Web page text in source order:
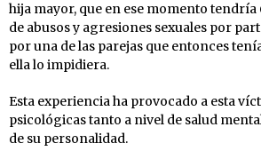
hija mayor, que en ese momento tendría
de abusos y agresiones sexuales por
por una de las parejas que entonces
ella lo impidiera.
Esta experiencia ha provocado a esta
psicológicas tanto a nivel de salud
de su personalidad.